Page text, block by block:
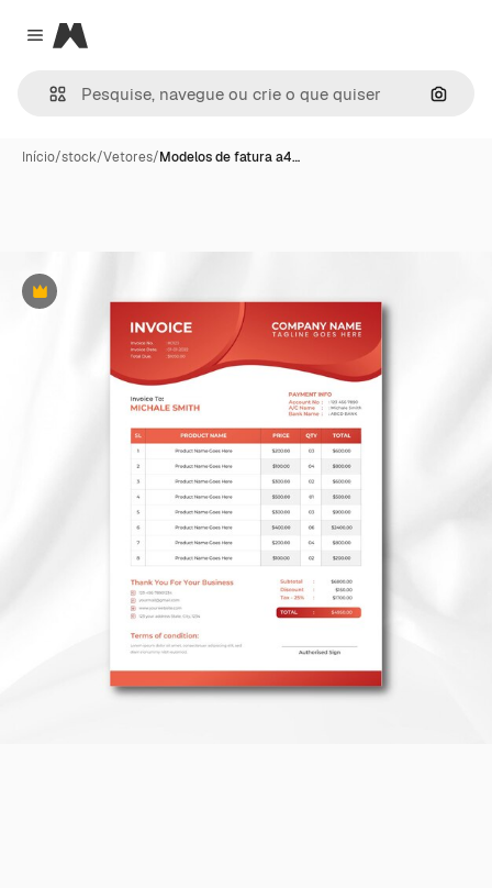
Close menu
Magnific
Início/stock/Vetores/Modelos de fatura a4…
Premium